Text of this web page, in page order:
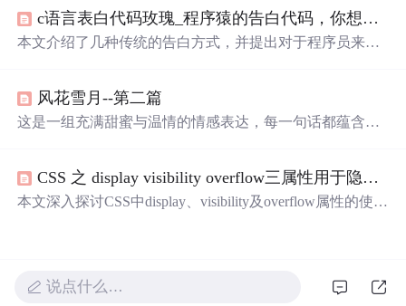
c语言表白代码玫瑰_程序猿的告白代码，你想要吗？
本文介绍了几种传统的告白方式，并提出对于程序员来说
风花雪月--第二篇
这是一组充满甜蜜与温情的情感表达，每一句话都蕴含着
细腻的一面，让人感受到爱情的美好和力量。
CSS 之 display visibility overflow三属性用于隐藏元素的区别
本文深入探讨CSS中display、visibility及overflow属性的使用
说点什么…